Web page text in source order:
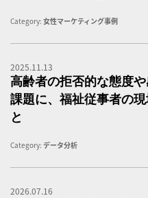
Category: 女性マーケティング事例
2025.11.13
高齢者の拒否的な態度
課題に、福祉従事者の
と
Category: データ分析
2026.07.16